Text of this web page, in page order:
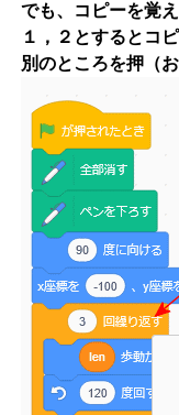
でも、コピーを覚
１，２とするとコ
別のところを押（